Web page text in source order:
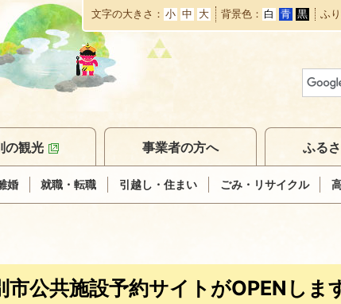
本
文
へ
移
動
文字の大きさ 小 中 大 背景色 白 青 黒 ふ
婚 就職・転職 引越し・住まい ごみ・リサイクル
の観光 事業者の方へ ふる
市公共施設予約サイトがOPENしま